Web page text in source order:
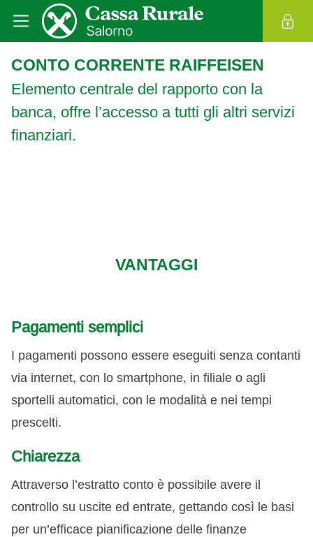
CONTO CORRENTE RAIFFEISEN
Elemento centrale del rapporto con la
banca, offre l’accesso a tutti gli altri servizi
finanziari.
VANTAGGI
Pagamenti semplici
I pagamenti possono essere eseguiti senza contanti
via internet, con lo smartphone, in filiale o agli
sportelli automatici, con le modalità e nei tempi
prescelti.
Chiarezza
Attraverso l’estratto conto è possibile avere il
controllo su uscite ed entrate, gettando così le basi
per un’efficace pianificazione delle finanze